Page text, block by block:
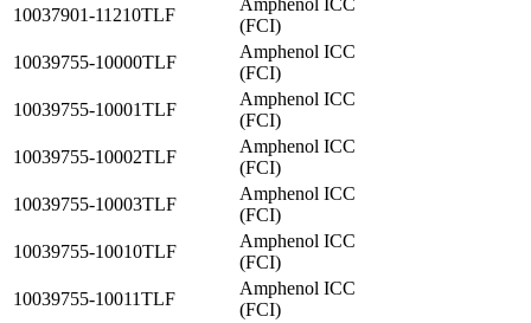
10037901-11210TLF
Amphenol ICC
(FCI)
10039755-10000TLF
Amphenol ICC
(FCI)
10039755-10001TLF
Amphenol ICC
(FCI)
10039755-10002TLF
Amphenol ICC
(FCI)
10039755-10003TLF
Amphenol ICC
(FCI)
10039755-10010TLF
Amphenol ICC
(FCI)
10039755-10011TLF
Amphenol ICC
(FCI)